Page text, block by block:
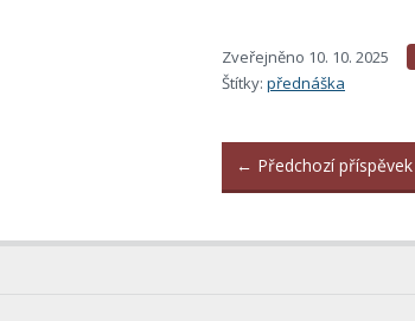
Zveřejněno 10. 10. 2025
Štítky: přednáška
← Předchozí příspěvek